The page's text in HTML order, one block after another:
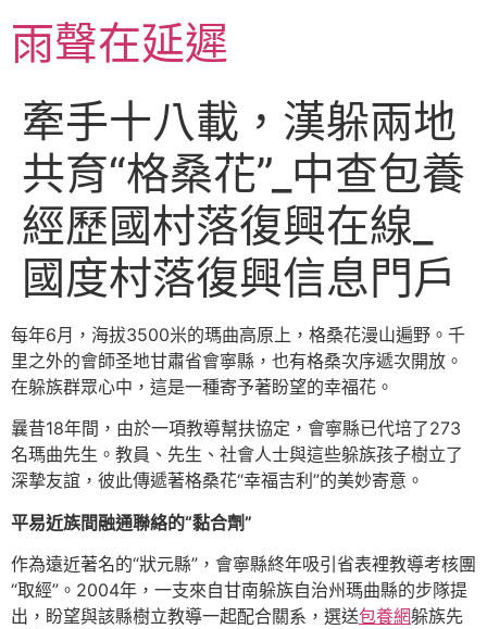
至
主雨聲在延遲
牽手十八載，漢躲兩地
共育“格桑花”_中查包養
經歷國村落復興在線_
國度村落復興信息門戶
每年6月，海拔3500米的瑪曲高原上，格桑花漫山遍野。千
里之外的會師圣地甘肅省會寧縣，也有格桑次序遞次開放。
在躲族群眾心中，這是一種寄予著盼望的幸福花。
曩昔18年間，由於一項教導幫扶協定，會寧縣已代培了273
名瑪曲先生。教員、先生、社會人士與這些躲族孩子樹立了
深摯友誼，彼此傳遞著格桑花“幸福吉利”的美妙寄意。
平易近族間融通聯絡的“黏合劑”
作為遠近著名的“狀元縣”，會寧縣終年吸引省表裡教導考核團
“取經”。2004年，一支來自甘南躲族自治州瑪曲縣的步隊提
出，盼望與該縣樹立教導一起配合關系，選送包養網躲族先